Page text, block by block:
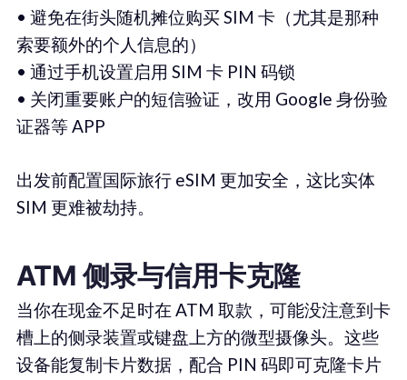
• 避免在街头随机摊位购买 SIM 卡（尤其是那种
索要额外的个人信息的）
• 通过手机设置启用 SIM 卡 PIN 码锁
• 关闭重要账户的短信验证，改用 Google 身份验
证器等 APP
出发前配置国际旅行 eSIM 更加安全，这比实体
SIM 更难被劫持。
ATM 侧录与信用卡克隆
当你在现金不足时在 ATM 取款，可能没注意到卡
槽上的侧录装置或键盘上方的微型摄像头。这些
设备能复制卡片数据，配合 PIN 码即可克隆卡片